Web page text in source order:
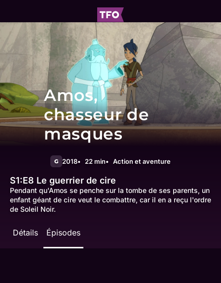
Amos,
chasseur de
masques
G 2018 22 min Action et aventure
S1:E8 Le guerrier de cire
Pendant qu'Amos se penche sur la tombe de ses parents, un
enfant géant de cire veut le combattre, car il en a reçu l'ordre
de Soleil Noir.
Détails Épisodes